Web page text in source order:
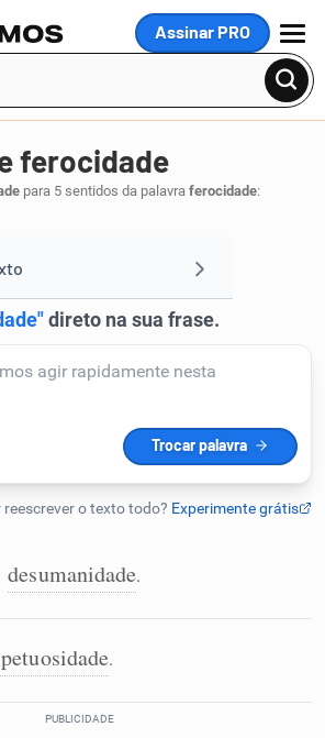
Assinar PRO
MENU
IA
ferocidade
para 5 sentidos da palavra ferocidade:
desumanidade.
.